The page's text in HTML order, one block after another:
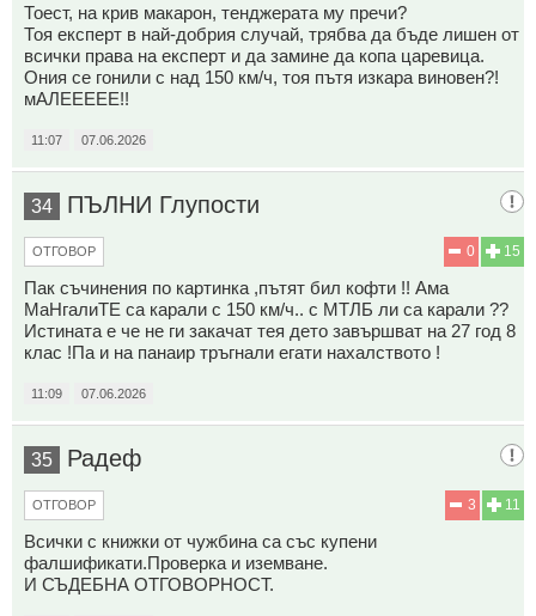
Тоест, на крив макарон, тенджерата му пречи?
Тоя експерт в най-добрия случай, трябва да бъде лишен от
всички права на експерт и да замине да копа царевица.
Ония се гонили с над 150 км/ч, тоя пътя изкара виновен?!
мАЛЕЕЕЕЕ!!
11:07 07.06.2026
34 ПЪЛНИ Глупости
15
0
ОТГОВОР
Пак съчинения по картинка ,пътят бил кофти !! Ама
MaHгалиTE са карали с 150 км/ч.. с МТЛБ ли са карали ??
Истината е че не ги закачат тея дето завършват на 27 год 8
клас !Па и на панаир тръгнали егати нахалството !
11:09 07.06.2026
35 Радеф
11
3
ОТГОВОР
Всички с книжки от чужбина са със купени
фалшификати.Проверка и иземване.
И СЪДЕБНА ОТГОВОРНОСТ.